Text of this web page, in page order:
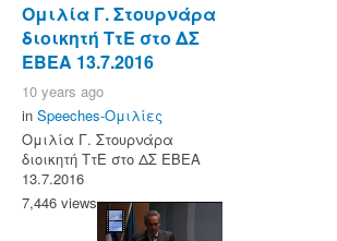
Ομιλία Γ. Στουρνάρα
διοικητή ΤτΕ στο ΔΣ
ΕΒΕΑ 13.7.2016
10 years ago
in Speeches-Ομιλίες
Ομιλία Γ. Στουρνάρα
διοικητή ΤτΕ στο ΔΣ ΕΒΕΑ
13.7.2016
7,446 views